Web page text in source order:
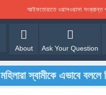
আইফতোয়াতে ওয়াসওয়াসা সংক্রান্ত
About Ask Your Question
মহিলারা স্বামীকে এভাবে